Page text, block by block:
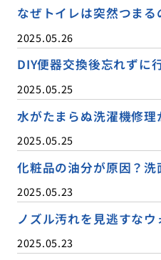
なぜトイレは突然つまる
2025.05.26
DIY便器交換後忘れずに
2025.05.25
水がたまらぬ洗濯機修理
2025.05.25
化粧品の油分が原因？
2025.05.23
ノズル汚れを見逃すな
2025.05.23